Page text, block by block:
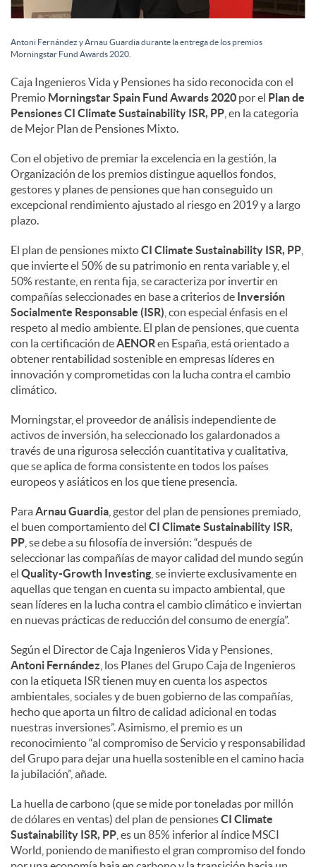
s
Antoni Fernández y Arnau Guardia durante la entrega de los premios
Morningstar Fund Awards 2020.
Caja Ingenieros Vida y Pensiones ha sido reconocida con el
Premio Morningstar Spain Fund Awards 2020 por el Plan de
PensionesCI Climate Sustainability ISR, PP , en la categoria
de Mejor Plan de Pensiones Mixto.
Con el objetivo de premiar la excelencia en la gestión, la
Organización de los premios distingue aquellos fondos,
gestores y planes de pensiones que han conseguido un
excepcional rendimiento ajustado al riesgo en 2019 y a largo
plazo.
El plan de pensiones mixtoCI Climate Sustainability ISR, PP
que invierte el 50% de su patrimonio en renta variable y, el
50% restante, en renta fija, se caracteriza por invertir en
compañías seleccionades en base a criterios de Inversión
Socialmente Responsable (ISR) , con especial énfasis en el
respeto al medio ambiente. El plan de pensiones, que cuenta
con la certificación deAENORen España, está orientado a
obtener rentabilidad sostenible en empresas líderes en
innovación y comprometidas con la lucha contra el cambio
climático.
Morningstar, el proveedor de análisis independiente de
activos de inversión, ha seleccionado los galardonados a
través de una rigurosa selección cuantitativa y cualitativa,
que se aplica de forma consistente en todos los países
europeos y asiáticos en los que tiene presencia.
ParaArnau Guardia , gestor del plan de pensiones premiado,
el buen comportamiento del CI Climate Sustainability ISR,
PP , se debe a su filosofía de inversión: “después de
seleccionar las compañías de mayor calidad del mundo según
el Quality-Growth Investing , se invierte exclusivamente en
aquellas que tengan en cuenta su impacto ambiental, que
sean líderes en la lucha contra el cambio climático e inviertan
en nuevas prácticas de reducción del consumo de energía”.
Según el Director de Caja Ingenieros Vida y Pensiones,
Antoni Fernández , los Planes del Grupo Caja de Ingenieros
con la etiqueta ISR tienen muy en cuenta los aspectos
ambientales, sociales y de buen gobierno de las compañías,
hecho que aporta un filtro de calidad adicional en todas
nuestras inversiones”. Asimismo, el premio es un
reconocimiento “al compromiso de Servicio y responsabilidad
del Grupo para dejar una huella sostenible en el camino hacia
la jubilación”, añade.
La huella de carbono (que se mide por toneladas por millón
de dólares en ventas) del plan de pensionesCI Climate
Sustainability ISR, PP , es un 85% inferior al índice MSCI
World, poniendo de manifiesto el gran compromiso del fondo